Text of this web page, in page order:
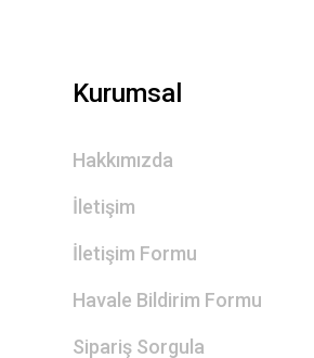
Kurumsal
Hakkımızda
İletişim
İletişim Formu
Havale Bildirim Formu
Sipariş Sorgula